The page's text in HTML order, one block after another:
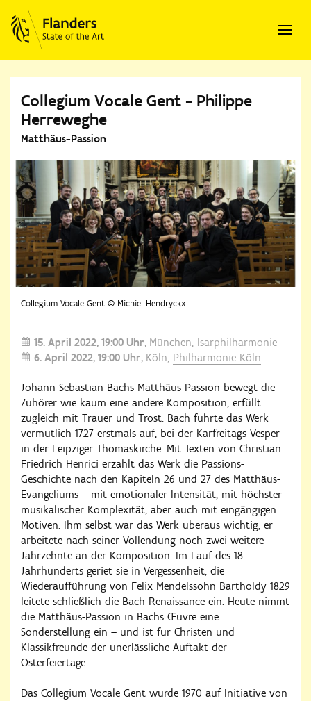
Collegium Vocale Gent - Philippe
Herreweghe
Matthäus-Passion
Collegium Vocale Gent © Michiel Hendryckx
15. April 2022 19:00 Uhr München, Isarphilharmonie
6. April 2022 19:00 Uhr Köln, Philharmonie Köln
Johann Sebastian Bachs Matthäus-Passion bewegt die
Zuhörer wie kaum eine andere Komposition, erfüllt
zugleich mit Trauer und Trost. Bach führte das Werk
vermutlich 1727 erstmals auf, bei der Karfreitags-Vesper
in der Leipziger Thomaskirche. Mit Texten von Christian
Friedrich Henrici erzählt das Werk die Passions-
Geschichte nach den Kapiteln 26 und 27 des Matthäus-
Evangeliums – mit emotionaler Intensität, mit höchster
musikalischer Komplexität, aber auch mit eingängigen
Motiven. Ihm selbst war das Werk überaus wichtig, er
arbeitete nach seiner Vollendung noch zwei weitere
Jahrzehnte an der Komposition. Im Lauf des 18.
Jahrhunderts geriet sie in Vergessenheit, die
Wiederaufführung von Felix Mendelssohn Bartholdy 1829
leitete schließlich die Bach-Renaissance ein. Heute nimmt
die Matthäus-Passion in Bachs Œuvre eine
Sonderstellung ein – und ist für Christen und
Klassikfreunde der unerlässliche Auftakt der
Osterfeiertage.
Das Collegium Vocale Gent wurde 1970 auf Initiative von